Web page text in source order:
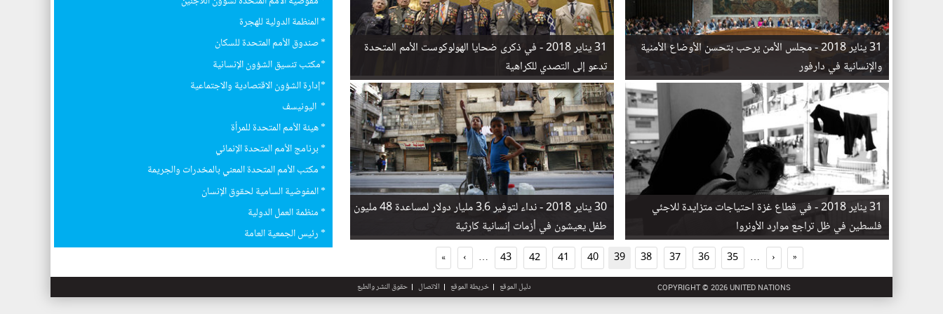
31 يناير 2018 -
مجلس الأمن يرحب بتحسن الأوضاع الأمنية
والإنسانية في دارفور
31 يناير 2018 -
في ذكرى ضحايا الهولوكوست الأمم المتحدة
تدعو إلى التصدي للكراهية
31 يناير 2018 -
في قطاع غزة احتياجات متزايدة للاجئي
فلسطين في ظل تراجع موارد الأونروا
30 يناير 2018 -
نداء لتوفير 3.6 مليار دولار لمساعدة 48 مليون
طفل يعيشون في أزمات إنسانية كارثية
ا
ل
ص
ح
ا
ت
«
‹
…
35
36
37
38
39
40
41
42
43
…
›
»
* المنظمة الدولية للهجرة
* صندوق الأمم المتحدة للسكان
*مكتب تنسيق الشؤون الإنسانية
*إدارة الشؤون الاقتصادية والاجتماعية
* اليونيسف
* هيئة الأمم المتحدة للمرأة
* برنامج الأمم المتحدة الإنمائي
* مكتب الأمم المتحدة المعني بالمخدرات والجريمة
* المفوضية السامية لحقوق الإنسان
* منظمة العمل الدولية
* رئيس الجمعية العامة
COPYRIGHT © 2026 UNITED NATIONS دليل الموقع خريطة الموقع الاتصال حقوق النشر والطبع